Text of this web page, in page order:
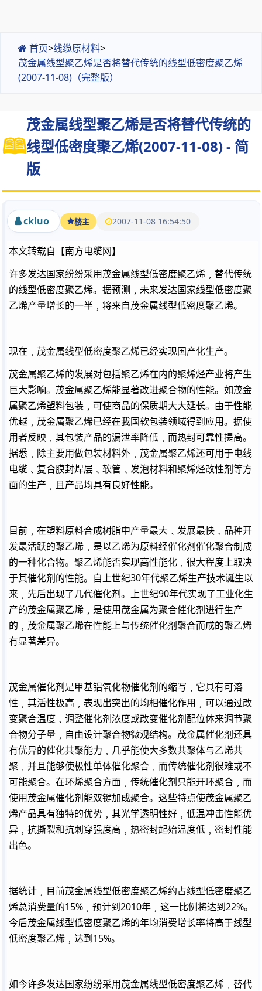
首页>线缆原材料>
茂金属线型聚乙烯是否将替代传统的线型低密度聚乙烯
(2007-11-08)（完整版）
茂金属线型聚乙烯是否将替代传统的
线型低密度聚乙烯(2007-11-08) - 简
版
ckluo 楼主 2007-11-08 16:54:50
本文转载自【南方电缆网】
许多发达国家纷纷采用茂金属线型低密度聚乙烯﹐替代传统
的线型低密度聚乙烯。据预测﹐未来发达国家线型低密度聚
乙烯产量增长的一半﹐将来自茂金属线型低密度聚乙烯。
现在﹐茂金属线型低密度聚乙烯已经实现国产化生产。
茂金属聚乙烯的发展对包括聚乙烯在内的聚烯烃产业将产生
巨大影响。茂金属聚乙烯能显著改进聚合物的性能。如茂金
属聚乙烯塑料包装﹐可使商品的保质期大大延长。由于性能
优越﹐茂金属聚乙烯已经在我国软包装领域得到应用。据使
用者反映﹐其包装产品的漏泄率降低﹐而热封可靠性提高。
据悉﹐除主要用做包装材料外﹐茂金属聚乙烯还可用于电线
电缆﹑复合膜封焊层﹑软管﹑发泡材料和聚烯烃改性剂等方
面的生产﹐且产品均具有良好性能。
目前﹐在塑料原料合成树脂中产量最大﹑发展最快﹑品种开
发最活跃的聚乙烯﹐是以乙烯为原料经催化剂催化聚合制成
的一种化合物。聚乙烯能否实现高性能化﹐很大程度上取决
于其催化剂的性能。自上世纪30年代聚乙烯生产技术诞生以
来﹐先后出现了几代催化剂。上世纪90年代实现了工业化生
产的茂金属聚乙烯﹐是使用茂金属为聚合催化剂进行生产
的﹐茂金属聚乙烯在性能上与传统催化剂聚合而成的聚乙烯
有显著差异。
茂金属催化剂是甲基铝氧化物催化剂的缩写﹐它具有可溶
性﹐其活性极高﹐表现出突出的均相催化作用﹐可以通过改
变聚合温度﹑调整催化剂浓度或改变催化剂配位体来调节聚
合物分子量﹐自由设计聚合物微观结构。茂金属催化剂还具
有优异的催化共聚能力﹐几乎能使大多数共聚体与乙烯共
聚﹐并且能够使极性单体催化聚合﹐而传统催化剂很难或不
可能聚合。在环烯聚合方面﹐传统催化剂只能开环聚合﹐而
使用茂金属催化剂能双键加成聚合。这些特点使茂金属聚乙
烯产品具有独特的优势﹐其光学透明性好﹐低温冲击性能优
异﹐抗撕裂和抗刺穿强度高﹐热密封起始温度低﹐密封性能
出色。
据统计﹐目前茂金属线型低密度聚乙烯约占线型低密度聚乙
烯总消费量的15%﹐预计到2010年﹐这一比例将达到22%。
今后茂金属线型低密度聚乙烯的年均消费增长率将高于线型
低密度聚乙烯﹐达到15%。
如今许多发达国家纷纷采用茂金属线型低密度聚乙烯﹐替代